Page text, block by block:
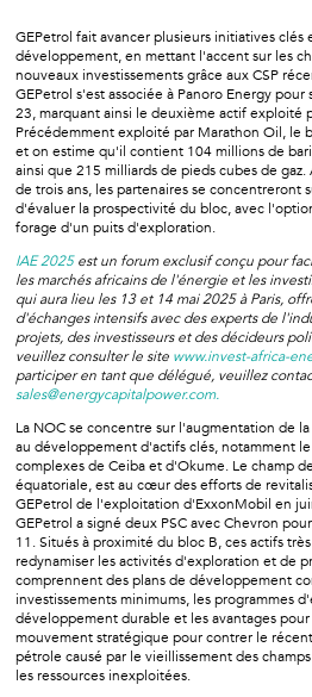
GEPetrol fait avancer plusieurs initiatives
développement, en mettant l'accent sur les
nouveaux investissements grâce aux CSP
GEPetrol s'est associée à Panoro Energy
23, marquant ainsi le deuxième actif exploité
Précédemment exploité par Marathon Oil, le
et on estime qu'il contient 104 millions de
ainsi que 215 milliards de pieds cubes de
de trois ans, les partenaires se concentreront
d'évaluer la prospectivité du bloc, avec
forage d'un puits d'exploration.
IAE 2025est un forum exclusif conçu pour
les marchés africains de l'énergie et les
qui aura lieu les 13 et 14 mai 2025 à Paris,
d'échanges intensifs avec des experts de
projets, des investisseurs et des décideurs
veuillez consulter le site www.invest-africa-
participer en tant que délégué, veuillez
sales@energycapitalpower.com.
La NOC se concentre sur l'augmentation de
au développement d'actifs clés, notamment
complexes de Ceiba et d'Okume. Le champ
équatoriale, est au cœur des efforts de
GEPetrol de l'exploitation d'ExxonMobil en
GEPetrol a signé deux PSC avec Chevron
11. Situés à proximité du bloc B, ces actifs
redynamiser les activités d'exploration et de
comprennent des plans de développement
investissements minimums, les programmes
développement durable et les avantages
mouvement stratégique pour contrer le
pétrole causé par le vieillissement des
les ressources inexploitées.